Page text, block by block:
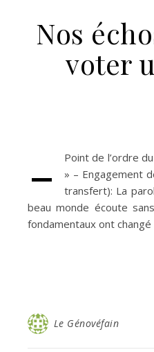
Nos
voter
-
Point de l’ordre
» – Engagement
transfert): La
beau monde écoute
fondamentaux ont
Le Génovéfain